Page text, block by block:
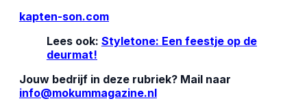
kapten-son.com
Lees ook: Styletone: Een feestje op de
deurmat!
Jouw bedrijf in deze rubriek? Mail naar
info@mokummagazine.nl